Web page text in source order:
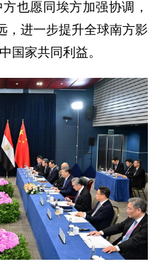
也愿同埃方加强协调，
，进一步提升全球南方影
国家共同利益。